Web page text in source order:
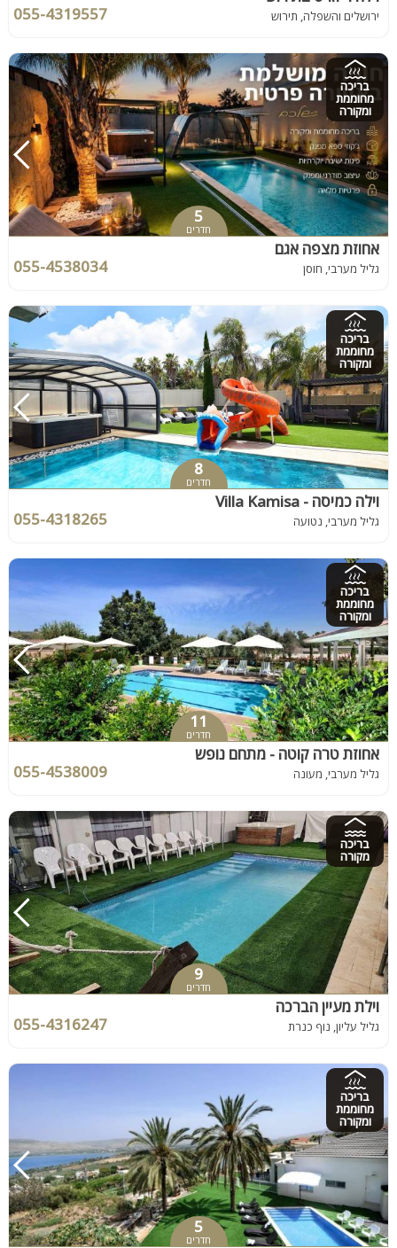
ירושלים והשפלה, תירוש 055-4319557
בריכה
מחוממת
ומקורה
5
חדרים
אחוזת מצפה אגם
גליל מערבי, חוסן 055-4538034
בריכה
מחוממת
ומקורה
8
חדרים
וילה כמיסה - Villa Kamisa
גליל מערבי, נטועה 055-4318265
בריכה
מחוממת
ומקורה
11
חדרים
אחוזת טרה קוטה - מתחם נופש
גליל מערבי, מעונה 055-4538009
בריכה
מקורה
9
חדרים
וילת מעיין הברכה
גליל עליון, נוף כנרת 055-4316247
בריכה
מחוממת
ומקורה
5
חדרים